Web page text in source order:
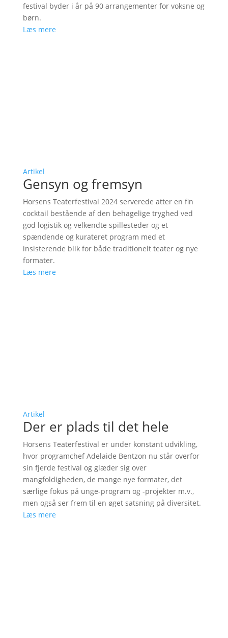
festival byder i år på 90 arrangementer for voksne og
børn.
Læs mere
Artikel
Gensyn og fremsyn
Horsens Teaterfestival 2024 serverede atter en fin
cocktail bestående af den behagelige tryghed ved
god logistik og velkendte spillesteder og et
spændende og kurateret program med et
insisterende blik for både traditionelt teater og nye
formater.
Læs mere
Artikel
Der er plads til det hele
Horsens Teaterfestival er under konstant udvikling,
hvor programchef Adelaide Bentzon nu står overfor
sin fjerde festival og glæder sig over
mangfoldigheden, de mange nye formater, det
særlige fokus på unge-program og -projekter m.v.,
men også ser frem til en øget satsning på diversitet.
Læs mere